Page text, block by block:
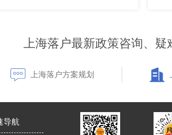
上海落户最新政策咨询、
上海落户方案规划
导航